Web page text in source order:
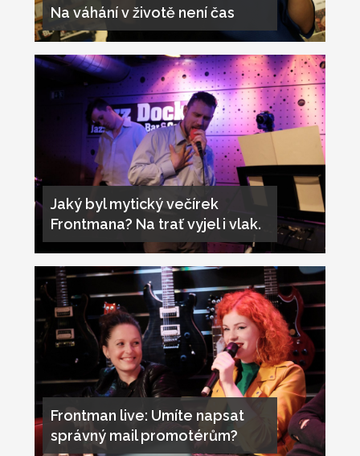
Na váhání v životě není čas
Jaký byl mytický večírek
Frontmana? Na trať vyjel i vlak.
Frontman live: Umíte napsat
správný mail promotérům?